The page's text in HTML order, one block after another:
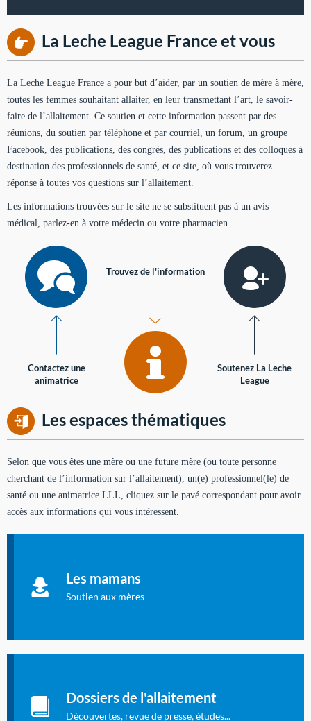
La Leche League France et vous
La Leche League France a pour but d’aider, par un soutien de mère à mère,
toutes les femmes souhaitant allaiter, en leur transmettant l’art, le savoir-
faire de l’allaitement. Ce soutien et cette information passent par des
réunions, du soutien par téléphone et par courriel, un forum, un groupe
Facebook, des publications, des congrès, des publications et des colloques à
destination des professionnels de santé, et ce site, où vous trouverez
réponse à toutes vos questions sur l’allaitement.
Les informations trouvées sur le site ne se substituent pas à un avis
médical, parlez-en à votre médecin ou votre pharmacien.
Contactez une
animatrice
Trouvez de l'information
Soutenez La Leche
League
Les espaces thématiques
Selon que vous êtes une mère ou une future mère (ou toute personne
cherchant de l’information sur l’allaitement), un(e) professionnel(le) de
santé ou une animatrice LLL, cliquez sur le pavé correspondant pour avoir
accès aux informations qui vous intéressent.
Les mamans
Soutien aux mères
à allaiter et vous informer : toutes les rubriques qui
concernent l'allaitement.
Dossiers de l'allaitement
Découvertes, revue de presse, études...
dernières études sur l'allaitement publiées dans la presse
internationale.